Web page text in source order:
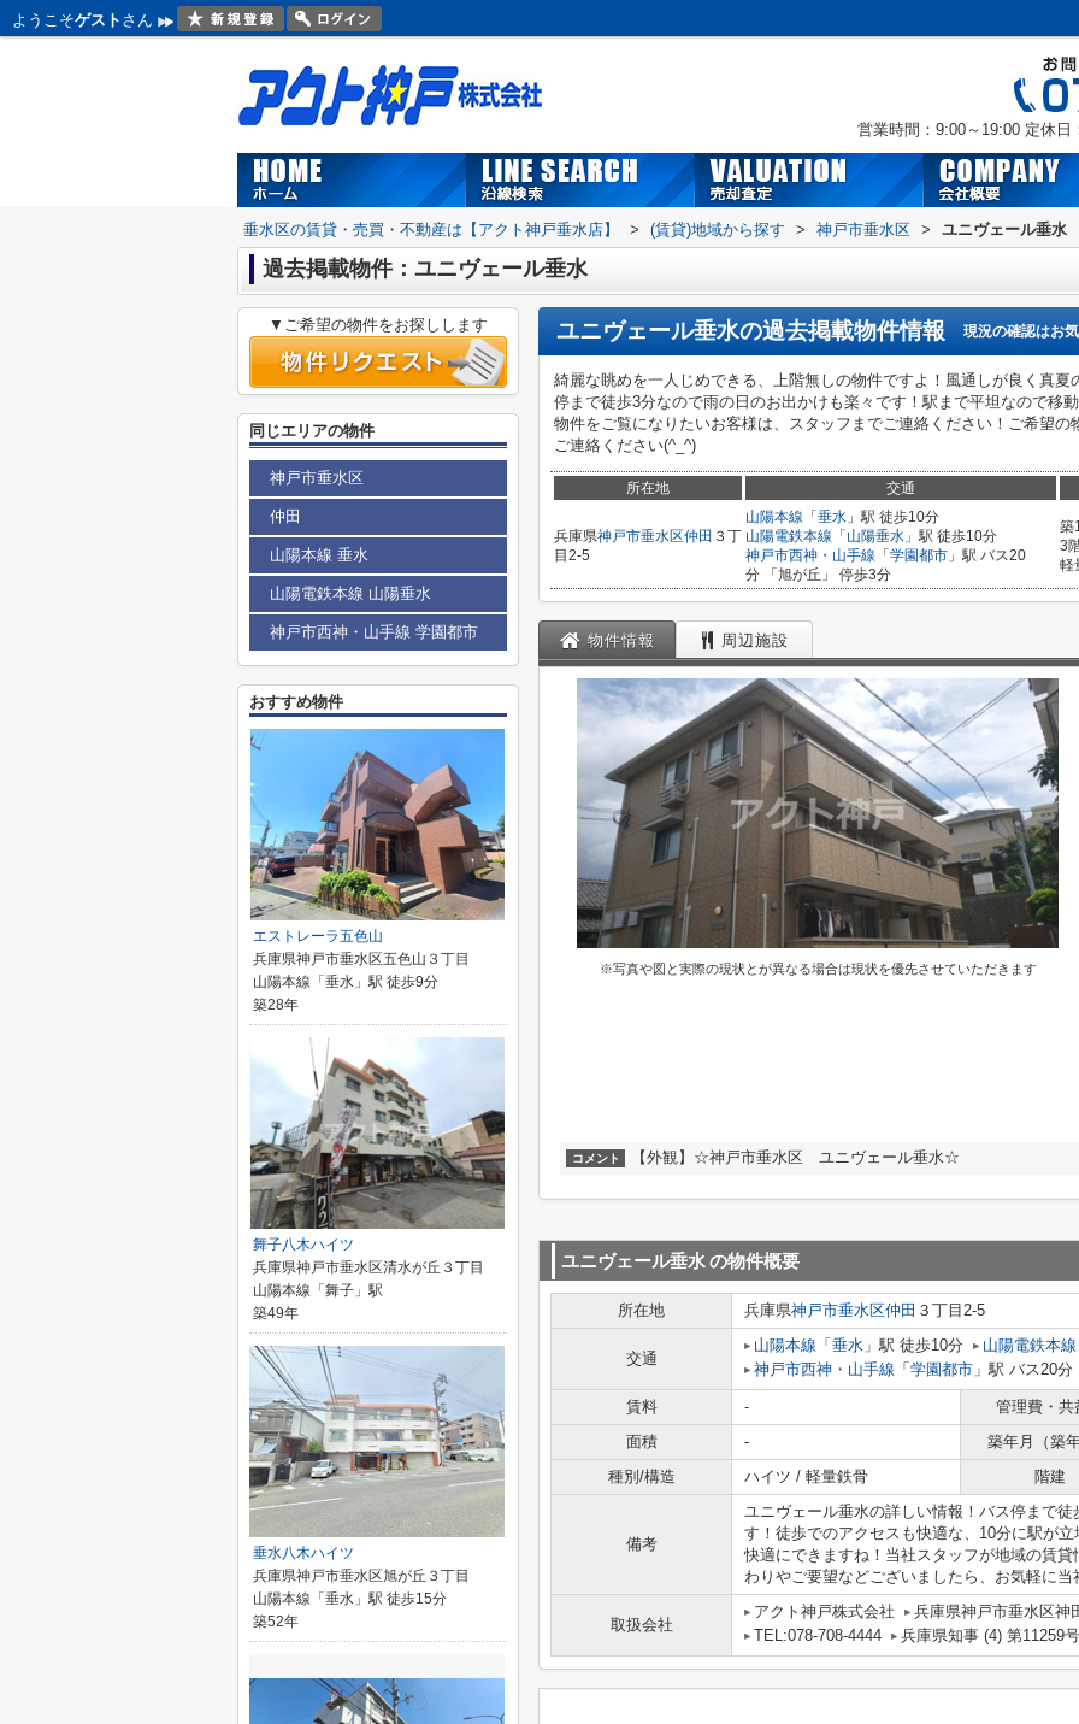
ようこそゲスト さん
営業時間：9:00～19:00 定休日
垂水区の賃貸・売買・不動産は【アクト神戸垂水店】 > (賃貸)地域から探す > 神戸市垂水区 > ユニヴェール垂水
過去掲載物件：ユニヴェール垂水
ユニヴェール垂水の過去掲載物件情報 現況の確認はお
綺麗な眺めを一人じめできる、上階無しの物件ですよ！風通しが良く真
停まで徒歩3分なので雨の日のお出かけも楽々です！駅まで平坦なので移
物件をご覧になりたいお客様は、スタッフまでご連絡ください！ご希望
ご連絡ください(^_^)
所在地 交通
兵庫県神戸市垂水区仲田 ３丁
目2-5
山陽本線 「 垂水 」駅 徒歩10分
山陽電鉄本線 「 山陽垂水 」駅 徒歩10分
神戸市西神・山手線 「 学園都市 」駅 バス20
分 「旭が丘」 停歩3分
築
3
軽
物件情報 周辺施設
※写真や図と実際の現状とが異なる場合は現状を優先させていただきます
コメント 【外観】☆神戸市垂水区 ユニヴェール垂水☆
ユニヴェール垂水の物件概要
所在地 兵庫県神戸市垂水区仲田 ３丁目2-5
交通
山陽本線 「 垂水 」駅 徒歩10分 山陽電鉄本線
神戸市西神・山手線 「 学園都市 」駅 バス20
賃料 -
管理費・共
面積
-
築年月（築
種別/構造
ハイツ / 軽量鉄骨 階建
備考
ユニヴェール垂水の詳しい情報！バス停まで
す！徒歩でのアクセスも快適な、10分に駅が
快適にできますね！当社スタッフが地域の賃
わりやご要望などございましたら、お気軽に
取扱会社
アクト神戸株式会社
兵庫県神戸市垂水区神
TEL:078-708-4444
兵庫県知事 (4) 第11259号
▼ご希望の物件をお探しします
同じエリアの物件
神戸市垂水区
仲田
山陽本線 垂水
山陽電鉄本線 山陽垂水
神戸市西神・山手線 学園都市
おすすめ物件
エストレーラ五色山
兵庫県神戸市垂水区五色山３丁目
山陽本線「垂水」駅 徒歩9分
築28年
舞子八木ハイツ
兵庫県神戸市垂水区清水が丘３丁目
山陽本線「舞子」駅
築49年
垂水八木ハイツ
兵庫県神戸市垂水区旭が丘３丁目
山陽本線「垂水」駅 徒歩15分
築52年